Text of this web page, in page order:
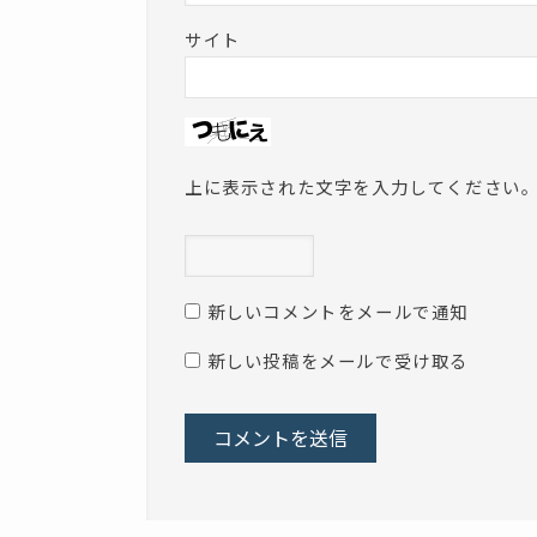
サイト
上に表示された文字を入力してください
新しいコメントをメールで通知
新しい投稿をメールで受け取る